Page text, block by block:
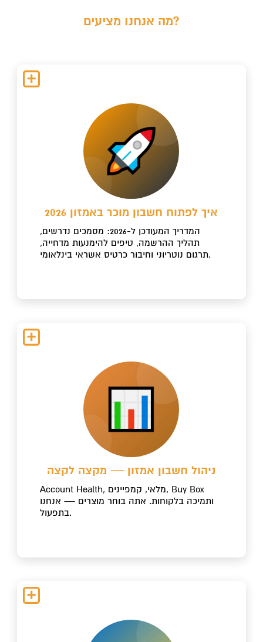
מה אנחנו מציעים?
איך לפתוח חשבון מוכר באמזון 2026
המדריך המעודכן ל-2026: מסמכים נדרשים,
תהליך ההרשמה, טיפים להימנעות מדחייה,
תרגום נוטריוני וחיבור כרטיס אשראי בינלאומי.
ניהול חשבון אמזון — מקצה לקצה
Account Health, מלאי, קמפיינים, Buy Box
ותמיכה בלקוחות. אתה בוחר מוצרים — אנחנו
בתפעול.